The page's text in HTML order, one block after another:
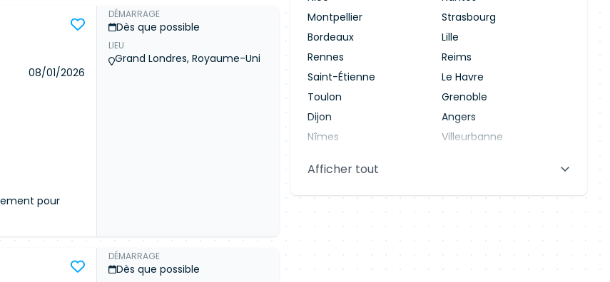
détails de
offres du
08/01/2026
pour
DÉMARRAGE
Dès que possible
LIEU
Grand Londres, Royaume-Uni
DÉMARRAGE
Dès que possible
Montpellier
Strasbourg
Bordeaux
Lille
Rennes
Reims
Saint-Étienne
Le Havre
Toulon
Grenoble
Dijon
Angers
Nîmes
Villeurbanne
Aix-en-Provence
Afficher tout